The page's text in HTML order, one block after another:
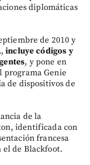
diplomáticas
de 2010 y
incluye códigos y
, y pone en
Genie
de dispositivos de
de la
identificada con
francesa
el de Blackfoot.